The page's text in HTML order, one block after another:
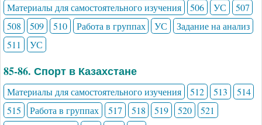
Материалы для самостоятельного изучения 506 УС
507
508
509 510 Работа в группах УС
Задание на анализ
511
УС
85-86. Спорт в Казахстане
Материалы для самостоятельного изучения 512 513
514
515
Работа в группах 517 518 519 520
521